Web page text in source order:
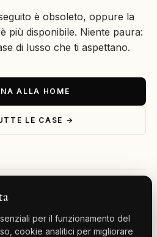
è obsoleto, oppure la
più disponibile. Niente paura:
di lusso che ti aspettano.
ALLA HOME
LE CASE →
DESTINAZIONE
Tenerife Gran Canaria
per il funzionamento del
cookie analitici per migliorare